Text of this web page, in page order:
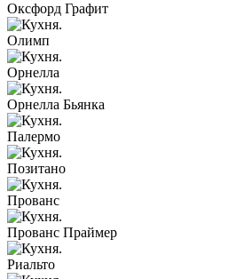
Оксфорд Графит
Олимп
Орнелла
Орнелла Бьянка
Палермо
Позитано
Прованс
Прованс Праймер
Риальто